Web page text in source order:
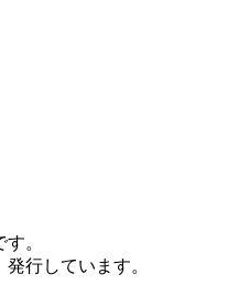
。
発行しています。